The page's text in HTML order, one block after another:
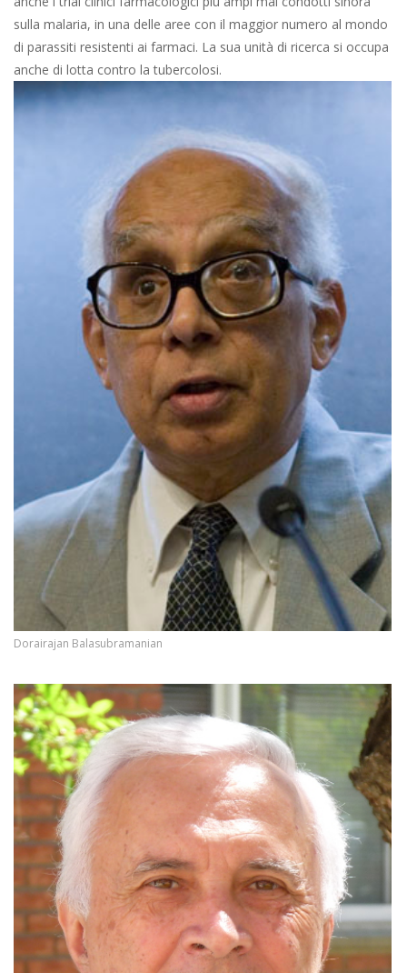
sulla malaria, in una delle aree con il maggior numero al mondo
di parassiti resistenti ai farmaci. La sua unità di ricerca si occupa
anche di lotta contro la tubercolosi.
Dorairajan Balasubramanian